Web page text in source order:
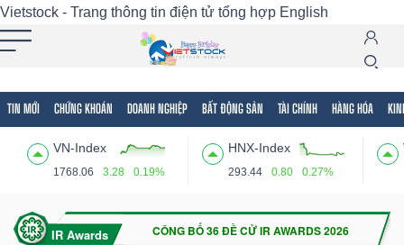
Vietstock - Trang thông tin điện tử tổng hợp English
TIN MỚI CHỨNG KHOÁN DOANH NGHIỆP BẤT ĐỘNG SẢN TÀI CHÍNH HÀNG HÓA
VN-Index
1768.06 3.28 0.19%
HNX-Index
293.44 0.80 0.27%
Tất cả Tính năng Ngành Mã chứng khoán
Tính
(-)